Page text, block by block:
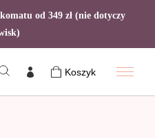
od 349 zł (nie dotyczy
Koszyk